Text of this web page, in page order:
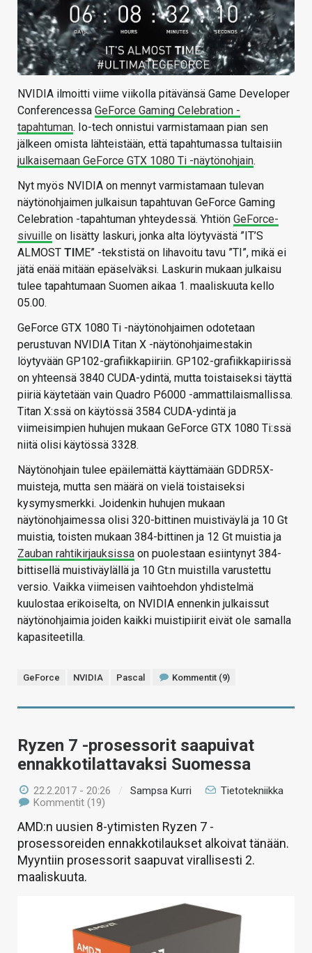
NVIDIA ilmoitti viime viikolla pitävänsä Game Developer
Conferencessa GeForce Gaming Celebration -
tapahtuman. Io-tech onnistui varmistamaan pian sen
jälkeen omista lähteistään, että tapahtumassa tultaisiin
julkaisemaan GeForce GTX 1080 Ti -näytönohjain.
Nyt myös NVIDIA on mennyt varmistamaan tulevan
näytönohjaimen julkaisun tapahtuvan GeForce Gaming
Celebration -tapahtuman yhteydessä. Yhtiön GeForce-
sivuille on lisätty laskuri, jonka alta löytyvästä ”IT’S
ALMOST TIME” -tekstistä on lihavoitu tavu ”TI”, mikä ei
jätä enää mitään epäselväksi. Laskurin mukaan julkaisu
tulee tapahtumaan Suomen aikaa 1. maaliskuuta kello
05.00.
GeForce GTX 1080 Ti -näytönohjaimen odotetaan
perustuvan NVIDIA Titan X -näytönohjaimestakin
löytyvään GP102-grafiikkapiiriin. GP102-grafiikkapiirissä
on yhteensä 3840 CUDA-ydintä, mutta toistaiseksi täyttä
piiriä käytetään vain Quadro P6000 -ammattilaismallissa.
Titan X:ssä on käytössä 3584 CUDA-ydintä ja
viimeisimpien huhujen mukaan GeForce GTX 1080 Ti:ssä
niitä olisi käytössä 3328.
Näytönohjain tulee epäilemättä käyttämään GDDR5X-
muisteja, mutta sen määrä on vielä toistaiseksi
kysymysmerkki. Joidenkin huhujen mukaan
näytönohjaimessa olisi 320-bittinen muistiväylä ja 10 Gt
muistia, toisten mukaan 384-bittinen ja 12 Gt muistia ja
Zauban rahtikirjauksissa on puolestaan esiintynyt 384-
bittisellä muistiväylällä ja 10 Gt:n muistilla varustettu
versio. Vaikka viimeisen vaihtoehdon yhdistelmä
kuulostaa erikoiselta, on NVIDIA ennenkin julkaissut
näytönohjaimia joiden kaikki muistipiirit eivät ole samalla
kapasiteetilla.
GeForce NVIDIA Pascal Kommentit (9)
Ryzen 7 -prosessorit saapuivat
ennakkotilattavaksi Suomessa
22.2.2017 - 20:26 / Sampsa Kurri
Tietotekniikka
Kommentit (19)
AMD:n uusien 8-ytimisten Ryzen 7 -
prosessoreiden ennakkotilaukset alkoivat tänään.
Myyntiin prosessorit saapuvat virallisesti 2.
maaliskuuta.